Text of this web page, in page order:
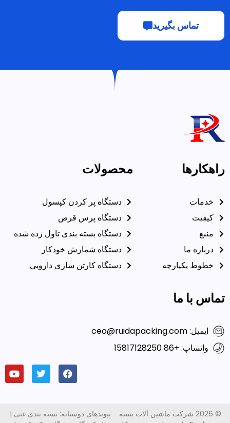
محصولات
دستگاه پر کردن کپسول
دستگاه پرس قرص
دستگاه بسته بندی تاول زده شده
دستگاه شمارش خودکار
دستگاه کارتن سازی دارویی
آلات بسته
پیوندهای دوستانه: بسته بندی غنی|